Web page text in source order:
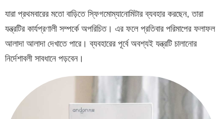
যারা প্রথমবারের মতো বাড়িতে স্ফিগমোম্যানোমিটার ব্যবহার করছেন, তারা
যন্ত্রটির কার্যপ্রণালী সম্পর্কে অপরিচিত। এর ফলে প্রতিবার পরিমাপের ফলাফল
আলাদা আলাদা দেখাতে পারে। ব্যবহারের পূর্বে অবশ্যই যন্ত্রটি চালানোর
নির্দেশাবলী সাবধানে পড়বেন।